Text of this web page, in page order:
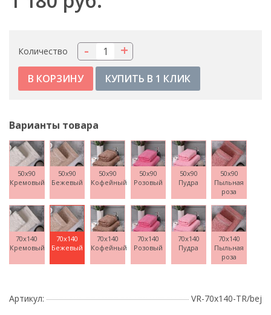
Количество +
-
КУПИТЬ В 1 КЛИК
Варианты товара
50x90
Кремовый
50x90
Бежевый
50x90
Кофейный
50x90
Розовый
50x90
Пудра
50x90
Пыльная
роза
70x140
Кремовый
70x140
Бежевый
70x140
Кофейный
70x140
Розовый
70x140
Пудра
70x140
Пыльная
роза
Артикул: VR-70х140-TR/bej